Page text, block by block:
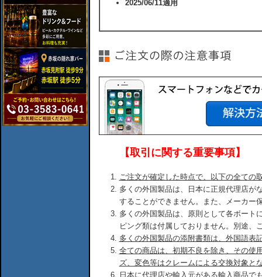
2025/06/11適用
【取引に関する重要事項】
ご注文が確定した時点で、以下の全ての
多くの外国製品は、日本に正規代理店が
することができません。また、メーカー
多くの外国製品は、原則として各ボート
ピング類は付属しておりません。別途、
多くの外国製品の添附書類は、外国語表
全ての商品は、初期不良を除き、その使
ズ、変色等はクレームによる交換対象と
日本に代理店や輸入元がある輸入商品で